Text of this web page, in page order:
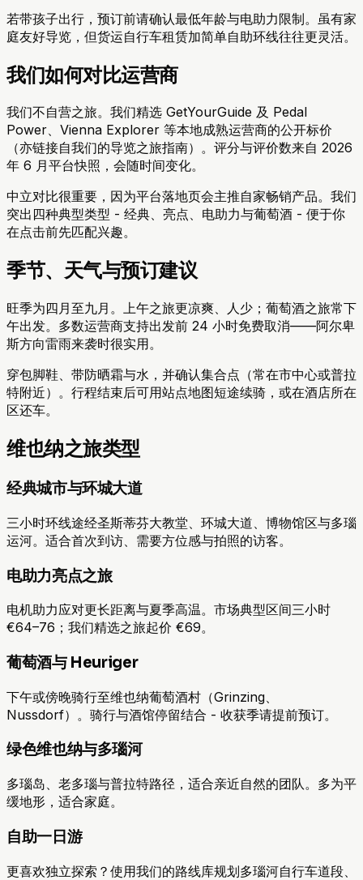
若带孩子出行，预订前请确认最低年龄与电助力限制。虽有家
庭友好导览，但货运自行车租赁加简单自助环线往往更灵活。
我们如何对比运营商
我们不自营之旅。我们精选 GetYourGuide 及 Pedal
Power、Vienna Explorer 等本地成熟运营商的公开标价
（亦链接自我们的导览之旅指南）。评分与评价数来自 2026
年 6 月平台快照，会随时间变化。
中立对比很重要，因为平台落地页会主推自家畅销产品。我们
突出四种典型类型 - 经典、亮点、电助力与葡萄酒 - 便于你
在点击前先匹配兴趣。
季节、天气与预订建议
旺季为四月至九月。上午之旅更凉爽、人少；葡萄酒之旅常下
午出发。多数运营商支持出发前 24 小时免费取消——阿尔卑
斯方向雷雨来袭时很实用。
穿包脚鞋、带防晒霜与水，并确认集合点（常在市中心或普拉
特附近）。行程结束后可用站点地图短途续骑，或在酒店所在
区还车。
维也纳之旅类型
经典城市与环城大道
三小时环线途经圣斯蒂芬大教堂、环城大道、博物馆区与多瑙
运河。适合首次到访、需要方位感与拍照的访客。
电助力亮点之旅
电机助力应对更长距离与夏季高温。市场典型区间三小时
€64–76；我们精选之旅起价 €69。
葡萄酒与 Heuriger
下午或傍晚骑行至维也纳葡萄酒村（Grinzing、
Nussdorf）。骑行与酒馆停留结合 - 收获季请提前预订。
绿色维也纳与多瑙河
多瑙岛、老多瑙与普拉特路径，适合亲近自然的团队。多为平
缓地形，适合家庭。
自助一日游
更喜欢独立探索？使用我们的路线库规划多瑙河自行车道段、